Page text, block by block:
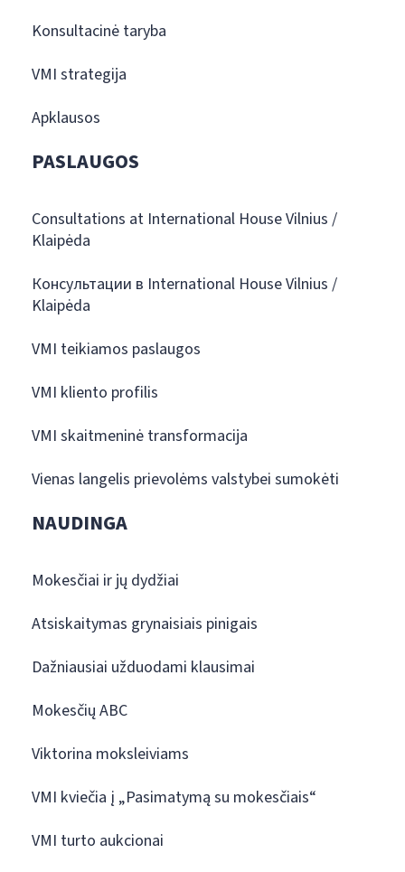
Konsultacinė taryba
VMI strategija
Apklausos
PASLAUGOS
Consultations at International House Vilnius /
Klaipėda
Консультации в International House Vilnius /
Klaipėda
VMI teikiamos paslaugos
VMI kliento profilis
VMI skaitmeninė transformacija
Vienas langelis prievolėms valstybei sumokėti
NAUDINGA
Mokesčiai ir jų dydžiai
Atsiskaitymas grynaisiais pinigais
Dažniausiai užduodami klausimai
Mokesčių ABC
Viktorina moksleiviams
VMI kviečia į „Pasimatymą su mokesčiais“
VMI turto aukcionai